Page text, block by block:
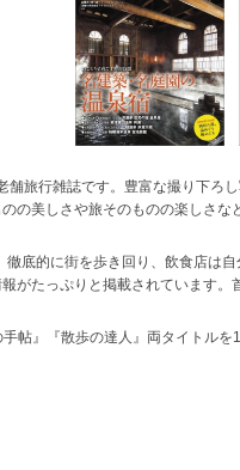
舗旅行雑誌です。豊富な撮り下ろ
の美しさや旅そのものの楽しさな
徹底的に街を歩き回り、飲食店
がたっぷりと掲載されています
帖』『散歩の達人』両タイトルを